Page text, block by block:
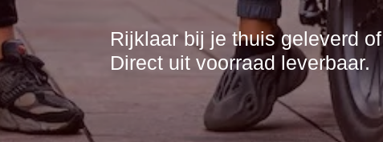
Rijklaar bij je thuis geleverd
Direct uit voorraad leverbaar.